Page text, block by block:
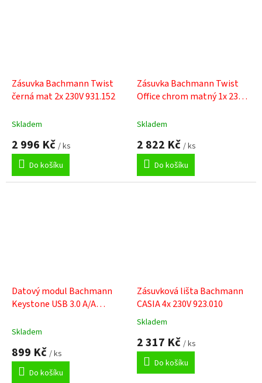
Zásuvka Bachmann Twist
černá mat 2x 230V 931.152
Skladem
2 996 Kč / ks
Do košíku
Zásuvka Bachmann Twist
Office chrom matný 1x 230V
Skladem
2 822 Kč / ks
Do košíku
Datový modul Bachmann
Keystone USB 3.0 A/A
Skladem
899 Kč / ks
Do košíku
Zásuvková lišta Bachmann
CASIA 4x 230V 923.010
Průměrné
produktu
5,0
Skladem
2 317 Kč / ks
Do košíku